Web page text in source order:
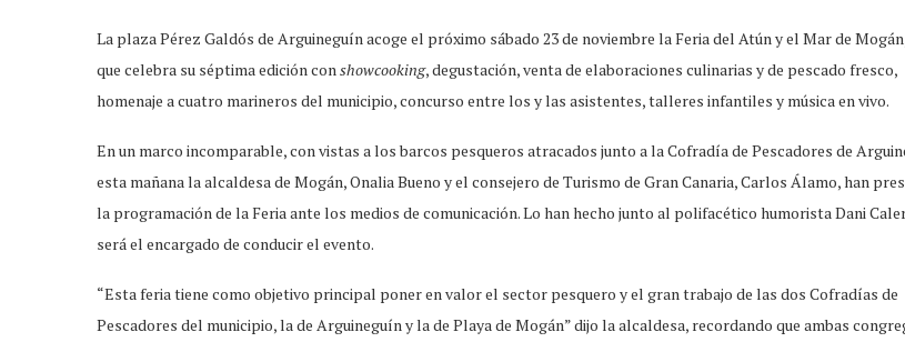
La plaza Pérez Galdós de Arguineguín acoge el próximo sábado 23 de noviembre la Feria del Atún y el Mar de
que celebra su séptima edición con showcooking, degustación, venta de elaboraciones culinarias y de pescado fresco,
homenaje a cuatro marineros del municipio, concurso entre los y las asistentes, talleres infantiles y música en vivo.
En un marco incomparable, con vistas a los barcos pesqueros atracados junto a la Cofradía de Pescadores de
esta mañana la alcaldesa de Mogán, Onalia Bueno y el consejero de Turismo de Gran Canaria, Carlos Álamo, han
la programación de la Feria ante los medios de comunicación. Lo han hecho junto al polifacético humorista Dani
será el encargado de conducir el evento.
“Esta feria tiene como objetivo principal poner en valor el sector pesquero y el gran trabajo de las dos Cofradías de
Pescadores del municipio, la de Arguineguín y la de Playa de Mogán” dijo la alcaldesa, recordando que ambas